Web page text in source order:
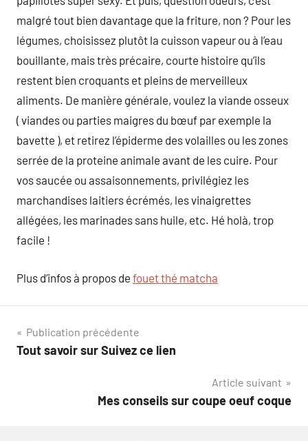
malgré tout bien davantage que la friture, non ? Pour les
légumes, choisissez plutôt la cuisson vapeur ou à l’eau
bouillante, mais très précaire, courte histoire qu’ils
restent bien croquants et pleins de merveilleux
aliments. De manière générale, voulez la viande osseux
( viandes ou parties maigres du bœuf par exemple la
bavette ), et retirez l’épiderme des volailles ou les zones
serrée de la proteine animale avant de les cuire. Pour
vos saucée ou assaisonnements, privilégiez les
marchandises laitiers écrémés, les vinaigrettes
allégées, les marinades sans huile, etc. Hé holà, trop
facile !
Plus d’infos à propos de fouet thé matcha
Navigation
de
Publication précédente
Tout savoir sur Suivez ce lien
Article suivant
Mes conseils sur coupe oeuf coque